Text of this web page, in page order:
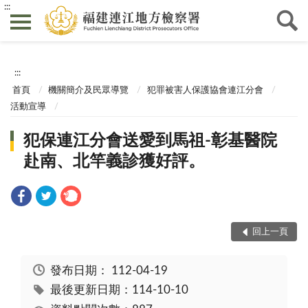
:::
:::
首頁 機關簡介及民眾導覽
犯罪被害人保護協會連江分會
活動宣導
犯保連江分會送愛到馬祖-彰基醫院
赴南、北竿義診獲好評。
回上一頁
發布日期： 112-04-19
最後更新日期：114-10-10